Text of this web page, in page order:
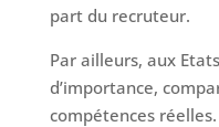
part du recruteur.
Par ailleurs, aux
d’importance,
compétences